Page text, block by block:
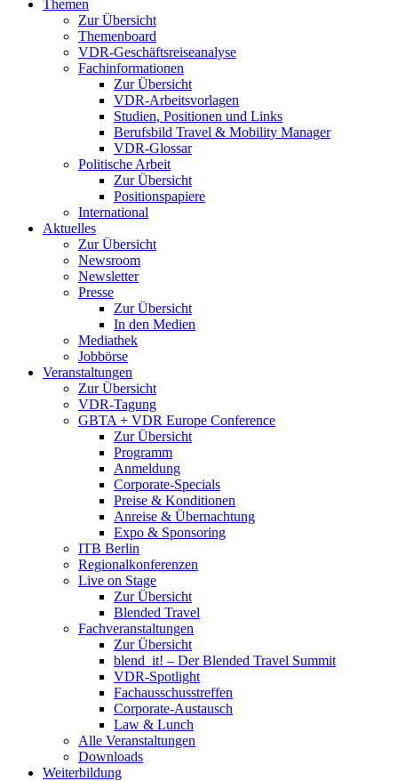
Themen
Zur Übersicht
Themenboard
VDR-Geschäftsreiseanalyse
Fachinformationen
Zur Übersicht
VDR-Arbeitsvorlagen
Studien, Positionen und Links
Berufsbild Travel & Mobility Manager
VDR-Glossar
Politische Arbeit
Zur Übersicht
Positionspapiere
International
Aktuelles
Zur Übersicht
Newsroom
Newsletter
Presse
Zur Übersicht
In den Medien
Mediathek
Jobbörse
Veranstaltungen
Zur Übersicht
VDR-Tagung
GBTA + VDR Europe Conference
Zur Übersicht
Programm
Anmeldung
Corporate-Specials
Preise & Konditionen
Anreise & Übernachtung
Expo & Sponsoring
ITB Berlin
Regionalkonferenzen
Live on Stage
Zur Übersicht
Blended Travel
Fachveranstaltungen
Zur Übersicht
blend_it! – Der Blended Travel Summit
VDR-Spotlight
Fachausschusstreffen
Corporate-Austausch
Law & Lunch
Alle Veranstaltungen
Downloads
Weiterbildung